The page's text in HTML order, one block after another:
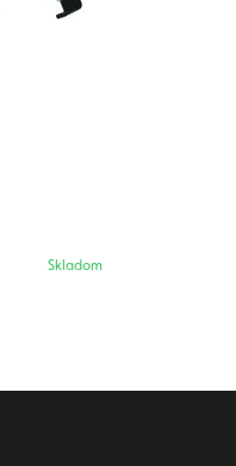
Skladom